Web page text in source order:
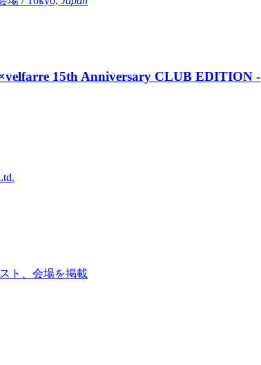
15th Anniversary CLUB EDITION -
ト、会場を掲載